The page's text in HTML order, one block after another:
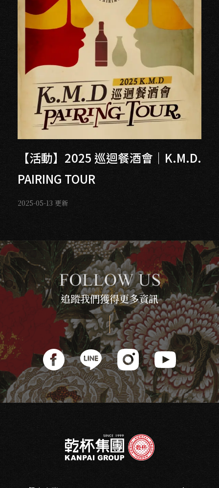
【活動】2025 巡迴餐酒會｜K.M.D.
PAIRING TOUR
2025-05-13 更新
追蹤我們獲得更多資訊